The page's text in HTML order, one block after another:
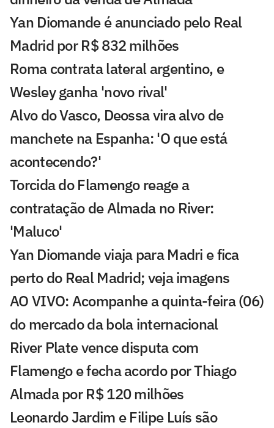
Yan Diomande é anunciado pelo Real
Madrid por R$ 832 milhões
Roma contrata lateral argentino, e
Wesley ganha 'novo rival'
Alvo do Vasco, Deossa vira alvo de
manchete na Espanha: 'O que está
acontecendo?'
Torcida do Flamengo reage a
contratação de Almada no River:
'Maluco'
Yan Diomande viaja para Madri e fica
perto do Real Madrid; veja imagens
AO VIVO: Acompanhe a quinta-feira (06)
do mercado da bola internacional
River Plate vence disputa com
Flamengo e fecha acordo por Thiago
Almada por R$ 120 milhões
Leonardo Jardim e Filipe Luís são